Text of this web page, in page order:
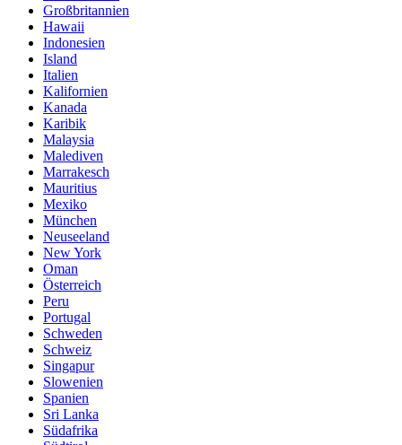
Großbritannien
Hawaii
Indonesien
Island
Italien
Kalifornien
Kanada
Karibik
Malaysia
Malediven
Marrakesch
Mauritius
Mexiko
München
Neuseeland
New York
Oman
Österreich
Peru
Portugal
Schweden
Schweiz
Singapur
Slowenien
Spanien
Sri Lanka
Südafrika